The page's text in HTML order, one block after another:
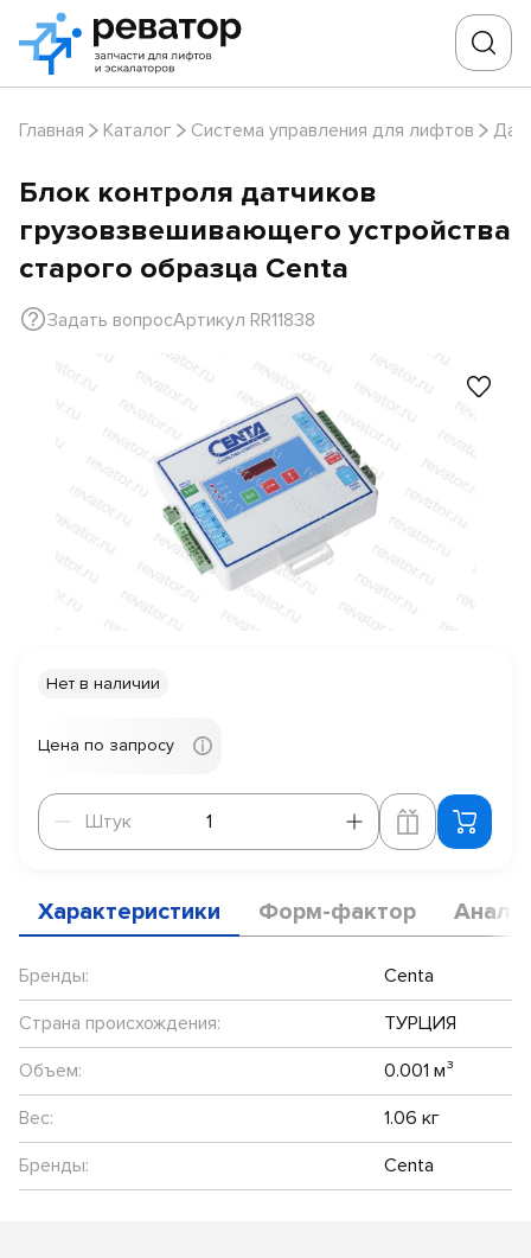
Главная Каталог Система управления для лифтов
Блок контроля датчиков
грузовзвешивающего устройства
старого образца Centa
Задать вопросАртикул RR11838
Нет в наличии
Цена по запросу
Штук
Штук
Характеристики Форм-фактор
Бренды:
Centa
Страна происхождения:
ТУРЦИЯ
Объем:
0.001 м³
Вес:
1.06 кг
Бренды:
Centa